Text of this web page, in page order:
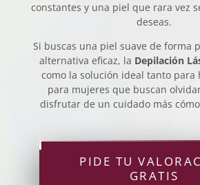
constantes y una piel que rara vez
deseas.
Si buscas una piel suave de forma
alternativa eficaz, la Depilación
como la solución ideal tanto para
para mujeres que buscan
disfrutar de un cuidado más
PIDE TU
GRATIS